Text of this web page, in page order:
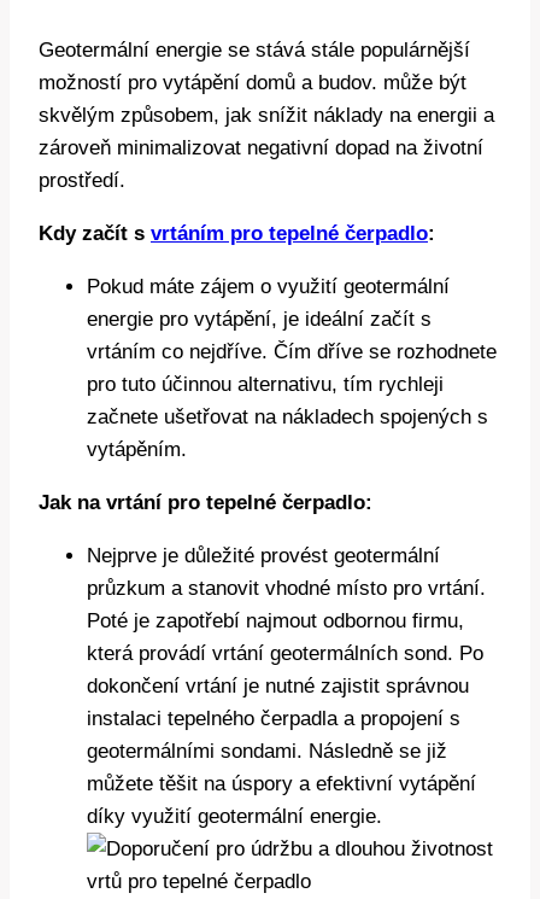
Geotermální energie se stává stále populárnější
možností pro vytápění domů a budov. může být
skvělým způsobem, jak snížit náklady na energii a
zároveň minimalizovat negativní dopad na životní
prostředí.
Kdy začít s vrtáním pro tepelné čerpadlo:
Pokud máte zájem o využití geotermální
energie pro vytápění, je ideální začít s
vrtáním co nejdříve. Čím dříve se rozhodnete
pro tuto účinnou alternativu, tím rychleji
začnete ušetřovat na nákladech spojených s
vytápěním.
Jak na vrtání pro tepelné čerpadlo:
Nejprve je důležité provést geotermální
průzkum a stanovit vhodné místo pro vrtání.
Poté je zapotřebí najmout odbornou firmu,
která provádí vrtání geotermálních sond. Po
dokončení vrtání je nutné zajistit správnou
instalaci tepelného čerpadla a propojení s
geotermálními sondami. Následně se již
můžete těšit na úspory a efektivní vytápění
díky využití geotermální energie.